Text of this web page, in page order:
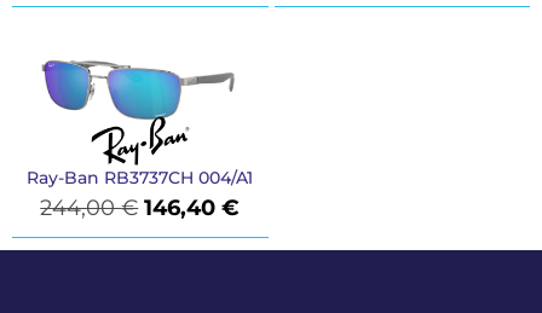
Ray-Ban RB3737CH 004/A1
244,00€ 146,40€